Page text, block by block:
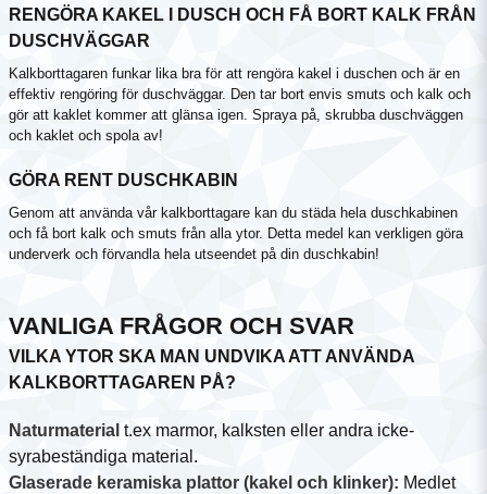
RENGÖRA KAKEL I DUSCH OCH FÅ BORT KALK FRÅN
DUSCHVÄGGAR
Kalkborttagaren funkar lika bra för att rengöra kakel i duschen och är en
effektiv rengöring för duschväggar. Den tar bort envis smuts och kalk och
gör att kaklet kommer att glänsa igen. Spraya på, skrubba duschväggen
och kaklet och spola av!
GÖRA RENT DUSCHKABIN
Genom att använda vår kalkborttagare kan du städa hela duschkabinen
och få bort kalk och smuts från alla ytor. Detta medel kan verkligen göra
underverk och förvandla hela utseendet på din duschkabin!
VANLIGA FRÅGOR OCH SVAR
VILKA YTOR SKA MAN UNDVIKA ATT ANVÄNDA
KALKBORTTAGAREN PÅ?
Naturmaterial t.ex marmor, kalksten eller andra icke-
syrabeständiga material.
Glaserade keramiska plattor (kakel och klinker): Medlet